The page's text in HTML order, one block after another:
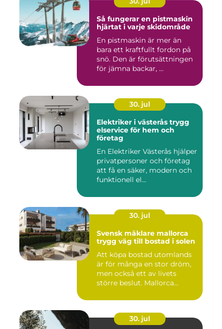
Så fungerar en pistmaskin
hjärtat i varje skidområde
En pistmaskin är mer än
bara ett kraftfullt fordon på
snö. Den är förutsättningen
för jämna backar, ...
30. jul
Elektriker i västerås trygg
elservice för hem och
företag
En Elektriker Västerås hjälper
privatpersoner och företag
att få en säker, modern och
funktionell el...
30. jul
Svensk mäklare mallorca
trygg väg till bostad i solen
Att köpa bostad utomlands
är för många en stor dröm,
men också ett av livets
större beslut. Mallorca...
30. jul